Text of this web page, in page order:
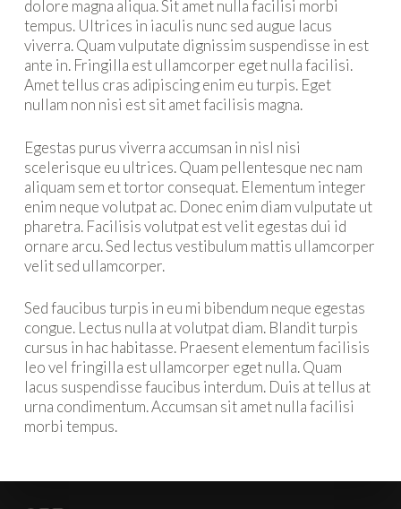
dolore magna aliqua. Sit amet nulla facilisi morbi
tempus. Ultrices in iaculis nunc sed augue lacus
viverra. Quam vulputate dignissim suspendisse in est
ante in. Fringilla est ullamcorper eget nulla facilisi.
Amet tellus cras adipiscing enim eu turpis. Eget
nullam non nisi est sit amet facilisis magna.
Egestas purus viverra accumsan in nisl nisi
scelerisque eu ultrices. Quam pellentesque nec nam
aliquam sem et tortor consequat. Elementum integer
enim neque volutpat ac. Donec enim diam vulputate ut
pharetra. Facilisis volutpat est velit egestas dui id
ornare arcu. Sed lectus vestibulum mattis ullamcorper
velit sed ullamcorper.
Sed faucibus turpis in eu mi bibendum neque egestas
congue. Lectus nulla at volutpat diam. Blandit turpis
cursus in hac habitasse. Praesent elementum facilisis
leo vel fringilla est ullamcorper eget nulla. Quam
lacus suspendisse faucibus interdum. Duis at tellus at
urna condimentum. Accumsan sit amet nulla facilisi
morbi tempus.